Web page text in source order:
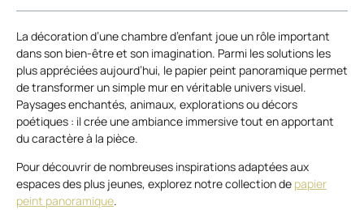
La décoration d’une chambre d’enfant joue un rôle important
dans son bien-être et son imagination. Parmi les solutions les
plus appréciées aujourd’hui, le papier peint panoramique permet
de transformer un simple mur en véritable univers visuel.
Paysages enchantés, animaux, explorations ou décors
poétiques : il crée une ambiance immersive tout en apportant
du caractère à la pièce.
Pour découvrir de nombreuses inspirations adaptées aux
espaces des plus jeunes, explorez notre collection de papier
peint panoramique.